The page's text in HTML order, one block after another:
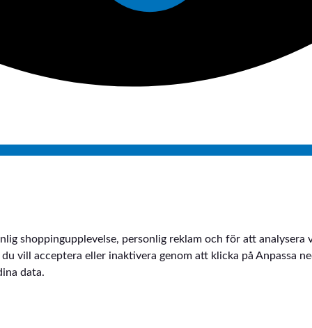
shoppingupplevelse, personlig reklam och för att
vill acceptera eller inaktivera genom att klicka på Anpassa
data.